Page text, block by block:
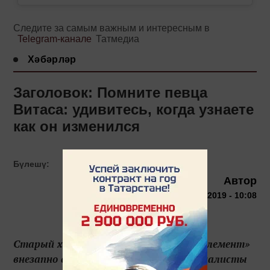
Следите за самым важным и интересным в
Telegram-канале Татмедиа
Хәбәрләр
Заголовок: Помните певца
Витаса: удивитесь, когда узнаете
как он изменился
Бүлешү:
Автор
10 октября 2019 - 10:08
Старый хит певца Витаса «Седьмой элемент»
внезапно стал сенсацией в Сети. Журналисты